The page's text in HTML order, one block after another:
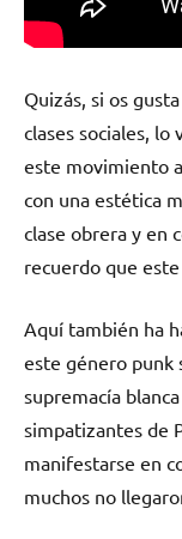
Quizás, si os
clases sociales, lo
este movimiento
con una estética
clase obrera y en
recuerdo que
Aquí también ha
este género punk
supremacía
simpatizantes de
manifestarse en
muchos no